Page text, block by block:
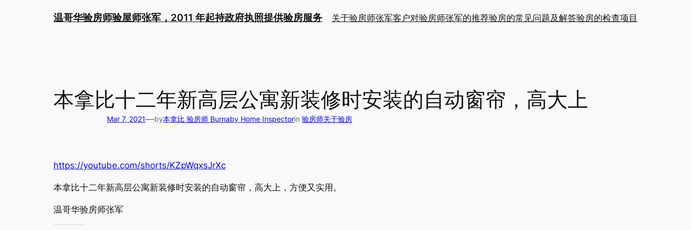
温哥华验房师验屋师张军，2011 年起持政府执照提供验房服务 关于验房师张军客户对验房师张军的推荐验房的常见问题及解答验房的检查项目
本拿比十二年新高层公寓新装修时安装的自动窗帘，高大上
Mar 7, 2021—by本拿比 验房师 Burnaby Home Inspectorin 验房师关于验房
https://youtube.com/shorts/KZpWqxsJrXc
本拿比十二年新高层公寓新装修时安装的自动窗帘，高大上，方便又实用。
温哥华验房师张军